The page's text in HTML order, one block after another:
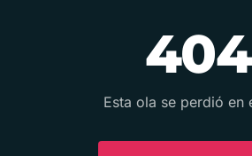
404
Esta ola se perdió en